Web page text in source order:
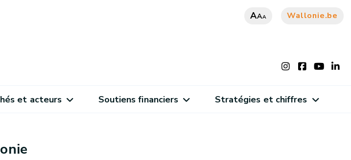
AAA Wallonie.be
et acteurs Soutiens financiers Stratégies et chiffres